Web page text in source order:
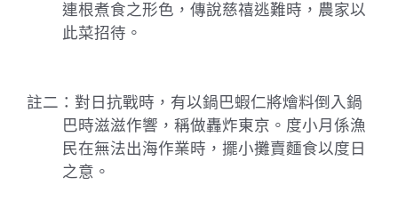
連根煮食之形色，傳說慈禧逃難時，農家以
此菜招待。
註二：對日抗戰時，有以鍋巴蝦仁將燴料倒入鍋
巴時滋滋作響，稱做轟炸東京。度小月係漁
民在無法出海作業時，擺小攤賣麵食以度日
之意。